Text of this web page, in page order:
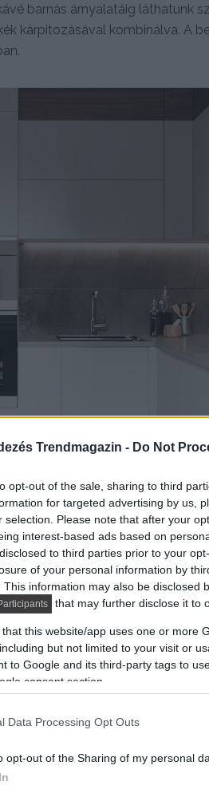
Trendmagazin - Do Not
opt-out of the sale, sharing to third
for targeted advertising by us,
selection. Please note that after your
interest-based ads based on
to third parties prior to your
of your personal information by
This information may also be disclosed
that may further disclose it to
that this website/app uses one or more
but not limited to your visit or
to Google and its third-party tags to
consent section.
Data Processing Opt Outs
opt-out of the Sharing of my personal
barnás árnyalatáig láthatunk
kárpitozásával kombinálva. A
oldalát a TV fal osztja két
mely végén a
határolja diszkréten, de
ez lehetőséget adott a
mely felülről ad látványos
erkély tökéletes
fa elemek kombinációja ad